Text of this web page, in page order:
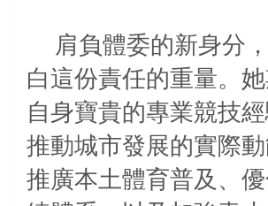
肩負體委的新身分
白這份責任的重量。
自身寶貴的專業競技
推動城市發展的實際
推廣本土體育普及、優